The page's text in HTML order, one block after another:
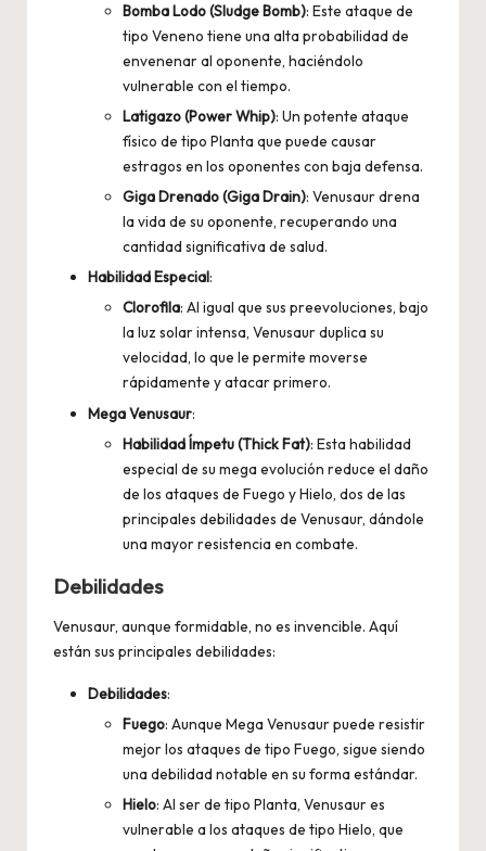
Bomba Lodo (Sludge Bomb): Este ataque de
tipo Veneno tiene una alta probabilidad de
envenenar al oponente, haciéndolo
vulnerable con el tiempo.
Latigazo (Power Whip): Un potente ataque
físico de tipo Planta que puede causar
estragos en los oponentes con baja defensa.
Giga Drenado (Giga Drain): Venusaur drena
la vida de su oponente, recuperando una
cantidad significativa de salud.
Habilidad Especial:
Clorofila: Al igual que sus preevoluciones, bajo
la luz solar intensa, Venusaur duplica su
velocidad, lo que le permite moverse
rápidamente y atacar primero.
Mega Venusaur:
Habilidad Ímpetu (Thick Fat): Esta habilidad
especial de su mega evolución reduce el daño
de los ataques de Fuego y Hielo, dos de las
principales debilidades de Venusaur, dándole
una mayor resistencia en combate.
Debilidades
Venusaur, aunque formidable, no es invencible. Aquí
están sus principales debilidades:
Debilidades:
Fuego: Aunque Mega Venusaur puede resistir
mejor los ataques de tipo Fuego, sigue siendo
una debilidad notable en su forma estándar.
Hielo: Al ser de tipo Planta, Venusaur es
vulnerable a los ataques de tipo Hielo, que